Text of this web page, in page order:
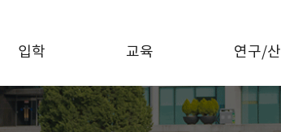
입학 교육 연구/